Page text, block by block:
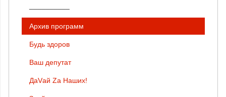
Архив программ
Будь здоров
Ваш депутат
ДаVай Zа Наших!